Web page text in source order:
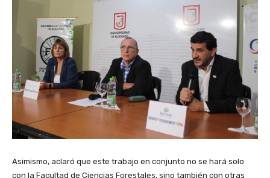
Asimismo, aclaró que este trabajo en conjunto no se hará solo
con la Facultad de Ciencias Forestales, sino también con otras